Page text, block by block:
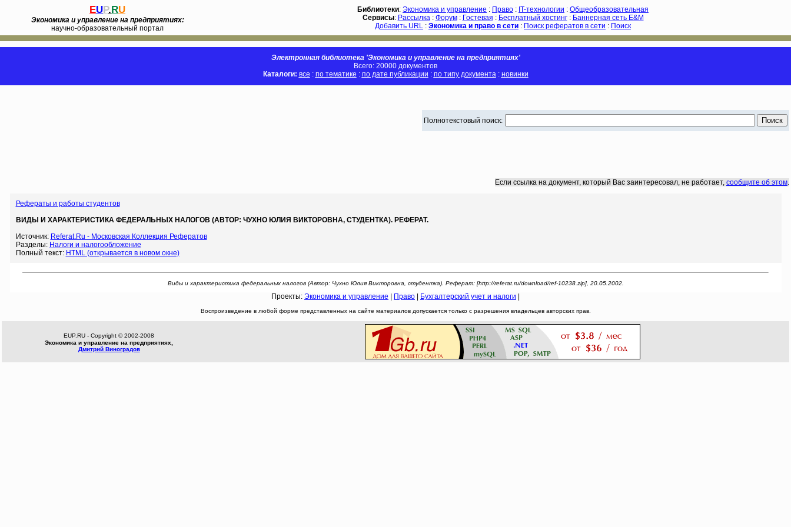
EUP.RU
Экономика и управление на предприятиях:
научно-образовательный портал
Библиотеки: Экономика и управление : Право : IT-технологии : Общеобразовательная
Сервисы: Рассылка: Форум: Гостевая : Бесплатный хостинг: Баннерная сеть E&M
Добавить URL : Экономика и право в сети : Поиск рефератов в сети : Поиск
Электронная библиотека 'Экономика и управление на предприятиях'
Всего: 20000 документов
Каталоги: все : по тематике : по дате публикации : по типу документа: новинки
Полнотекстовый поиск:
Если ссылка на документ, который Вас заинтересовал, не работает, сообщите об этом.
Рефераты и работы студентов
ВИДЫ И ХАРАКТЕРИСТИКА ФЕДЕРАЛЬНЫХ НАЛОГОВ (АВТОР: ЧУХНО ЮЛИЯ ВИКТОРОВНА, СТУДЕНТКА). РЕФЕРАТ.
Источник: Referat.Ru - Московская Коллекция Рефератов
Разделы: Налоги и налогообложение
Полный текст: HTML (открывается в новом окне)
Виды и характеристика федеральных налогов (Автор: Чухно Юлия Викторовна, студентка). Реферат: [http://referat.ru/download/ref-10238.zip], 20.05.2002.
Проекты: Экономика и управление Право Бухгалтерский учет и налоги
Воспроизведение в любой форме представленных на сайте материалов допускается только с разрешения владельцев авторских прав.
EUP.RU - Copyright © 2002-2008
Экономика и управление на предприятиях,
Дмитрий Виноградов